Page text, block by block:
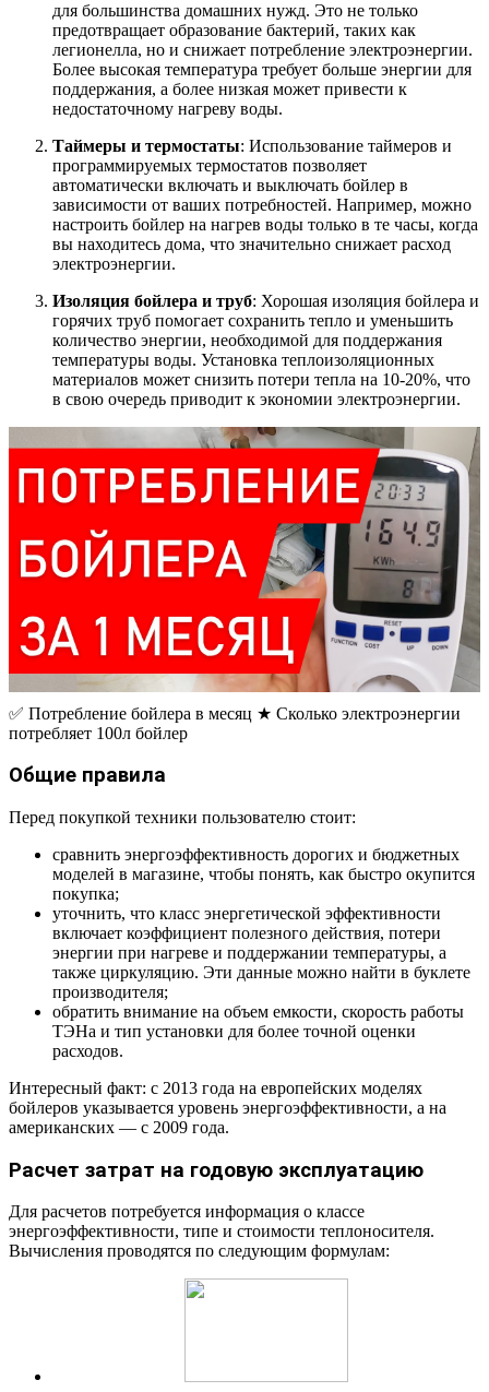
для большинства домашних нужд. Это не только
предотвращает образование бактерий, таких как
легионелла, но и снижает потребление электроэнергии.
Более высокая температура требует больше энергии для
поддержания, а более низкая может привести к
недостаточному нагреву воды.
Таймеры и термостаты: Использование таймеров и
программируемых термостатов позволяет
автоматически включать и выключать бойлер в
зависимости от ваших потребностей. Например, можно
настроить бойлер на нагрев воды только в те часы, когда
вы находитесь дома, что значительно снижает расход
электроэнергии.
Изоляция бойлера и труб: Хорошая изоляция бойлера и
горячих труб помогает сохранить тепло и уменьшить
количество энергии, необходимой для поддержания
температуры воды. Установка теплоизоляционных
материалов может снизить потери тепла на 10-20%, что
в свою очередь приводит к экономии электроэнергии.
✅ Потребление бойлера в месяц ★ Сколько электроэнергии
потребляет 100л бойлер
Общие правила
Перед покупкой техники пользователю стоит:
сравнить энергоэффективность дорогих и бюджетных
моделей в магазине, чтобы понять, как быстро окупится
покупка;
уточнить, что класс энергетической эффективности
включает коэффициент полезного действия, потери
энергии при нагреве и поддержании температуры, а
также циркуляцию. Эти данные можно найти в буклете
производителя;
обратить внимание на объем емкости, скорость работы
ТЭНа и тип установки для более точной оценки
расходов.
Интересный факт: с 2013 года на европейских моделях
бойлеров указывается уровень энергоэффективности, а на
американских — с 2009 года.
Расчет затрат на годовую эксплуатацию
Для расчетов потребуется информация о классе
энергоэффективности, типе и стоимости теплоносителя.
Вычисления проводятся по следующим формулам: